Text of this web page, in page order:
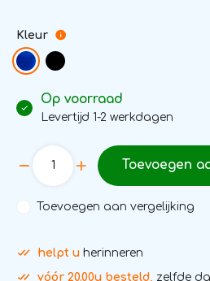
Kleur
Op voorraad
Levertijd 1-2 werkdagen
Toevoegen
Toevoegen aan vergelijking
helpt u herinneren
vóór 20.00u besteld, zelfde